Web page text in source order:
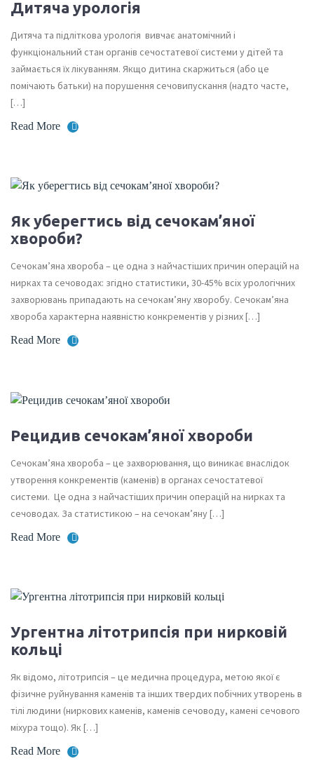
Дитяча урологія
Дитяча та підліткова урологія вивчає анатомічний і
функціональний стан органів сечостатевої системи у дітей та
займається їх лікуванням. Якщо дитина скаржиться (або це
помічають батьки) на порушення сечовипускання (надто часте,
[…]
Read More
Як уберегтись від сечокам’яної
хвороби?
Сечокам’яна хвороба – це одна з найчастіших причин операцій на
нирках та сечоводах: згідно статистики, 30-45% всіх урологічних
захворювань припадають на сечокам’яну хворобу. Сечокам’яна
хвороба характерна наявністю конкрементів у різних […]
Read More
Рецидив сечокам’яної хвороби
Сечокам’яна хвороба – це захворювання, що виникає внаслідок
утворення конкрементів (каменів) в органах сечостатевої
системи. Це одна з найчастіших причин операцій на нирках та
сечоводах. За статистикою – на сечокам’яну […]
Read More
Ургентна літотрипсія при нирковій
кольці
Як відомо, літотрипсія – це медична процедура, метою якої є
фізичне руйнування каменів та інших твердих побічних утворень в
тілі людини (ниркових каменів, каменів сечоводу, камені сечового
міхура тощо). Як […]
Read More